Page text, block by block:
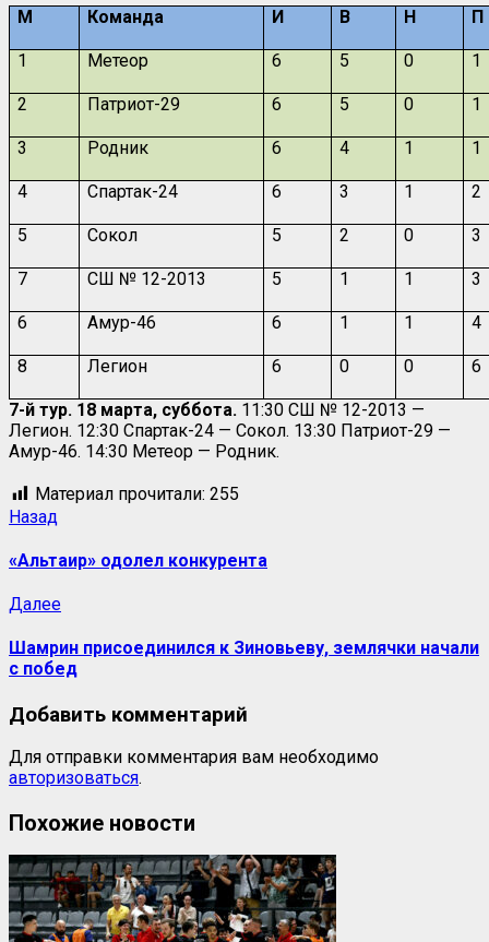
М Команда И В Н П
1 Метеор 6 5 0 1
2 Патриот-29 6 5 0 1
3 Родник 6 4 1 1
4 Спартак-24 6 3 1 2
5 Сокол 5 2 0 3
7 СШ № 12-2013 5 1 1 3
6 Амур-46 6 1 1 4
8 Легион 6 0 0 6
7-й тур. 18 марта, суббота. 11:30 СШ № 12-2013 —
Легион. 12:30 Спартак-24 — Сокол. 13:30 Патриот-29 —
Амур-46. 14:30 Метеор — Родник.
Материал прочитали: 255
Назад
«Альтаир» одолел конкурента
Далее
Шамрин присоединился к Зиновьеву, землячки начали
с побед
Добавить комментарий
Для отправки комментария вам необходимо
авторизоваться.
Похожие новости